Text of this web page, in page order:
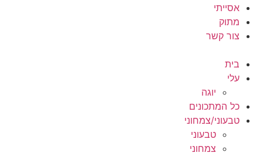
אסייתי
מתוק
צור קשר
בית
עלי
יוגה
כל המתכונים
טבעוני/צמחוני
טבעוני
צמחוני